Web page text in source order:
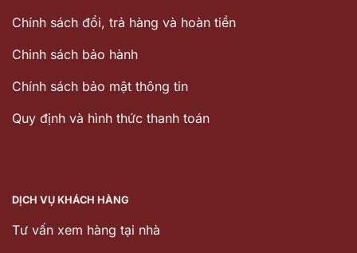
Chính sách đổi, trả hàng và hoàn tiền
Chinh sách bảo hành
Chính sách bảo mật thông tin
Quy định và hình thức thanh toán
DỊCH VỤ KHÁCH HÀNG
Tư vấn xem hàng tại nhà